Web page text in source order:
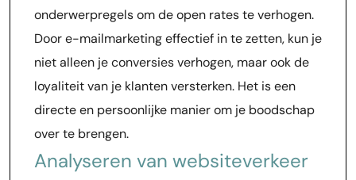
onderwerpregels om de open rates te verhogen.
Door e-mailmarketing effectief in te zetten, kun je
niet alleen je conversies verhogen, maar ook de
loyaliteit van je klanten versterken. Het is een
directe en persoonlijke manier om je boodschap
over te brengen.
Analyseren van websiteverkeer